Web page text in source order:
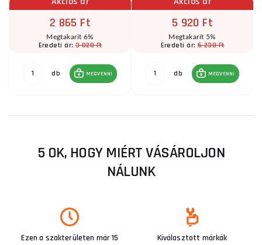
2 865 Ft
Megtakarít 6%
Eredeti ár:3 020 Ft
db MEGVENNI
5 920 Ft
Megtakarít 5%
Eredeti ár:6 230 Ft
db MEGVENNI
5 OK, HOGY MIÉRT VÁSÁROLJON
NÁLUNK
Ezen a szakterületen már 15 Kiválasztott márkák